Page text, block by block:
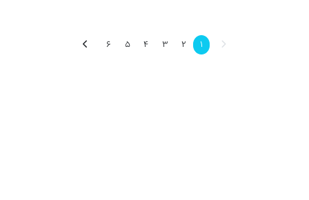
1
2
3
4
5
6